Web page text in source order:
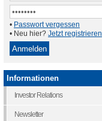
• Passwort vergessen
• Neu hier? Jetzt registrieren
Informationen
Investor Relations
Newsletter